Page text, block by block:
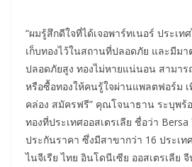
“ผมรู้สึกดีใจที่ได้เจอพาร์ทเนอร์ ประเ
เก็บทองไว้ในสถานที่ปลอดภัย และมีม
ปลอดภัยสูง ทองไม่หายแน่นอน สามาร
หรือซื้อทองให้คนรู้ใจผ่านแพลตฟอร์ม เ
คล่อง สมัครฟรี” คุณโจนาธาน ระบุพร้
ทองที่ประเทศออสเตรเลีย ชื่อว่า Bersa
ประกันราคา ซึ่งมีสาขากว่า 16 ประเท
ไนจีเรีย ไทย อินโดนีเซีย ออสเตรเลีย